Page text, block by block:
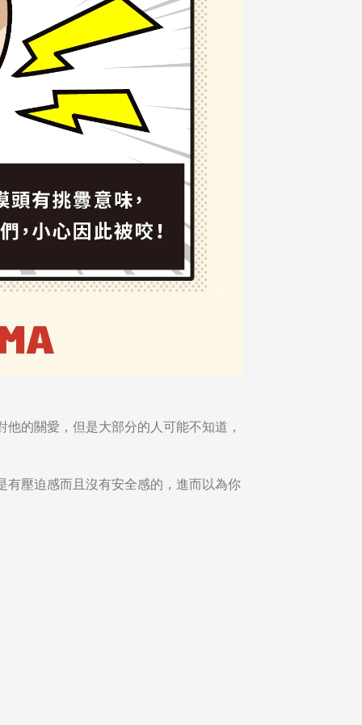
的關愛，但是大部分的人可能不知道，
壓迫感而且沒有安全感的，進而以為你